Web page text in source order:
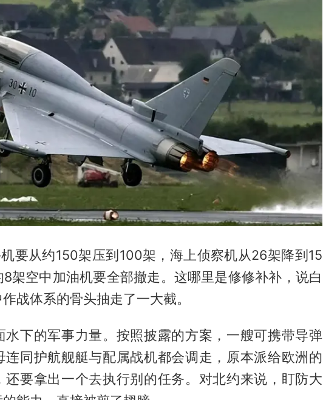
要从约150架压到100架，海上侦察机从26架降到15
架空中加油机要全部撤走。这哪里是修修补补，说白
战体系的骨头抽走了一大截。
水下的军事力量。按照披露的方案，一艘可携带导弹
连同护航舰艇与配属战机都会调走，原本派给欧洲的
还要拿出一个去执行别的任务。对北约来说，盯防大